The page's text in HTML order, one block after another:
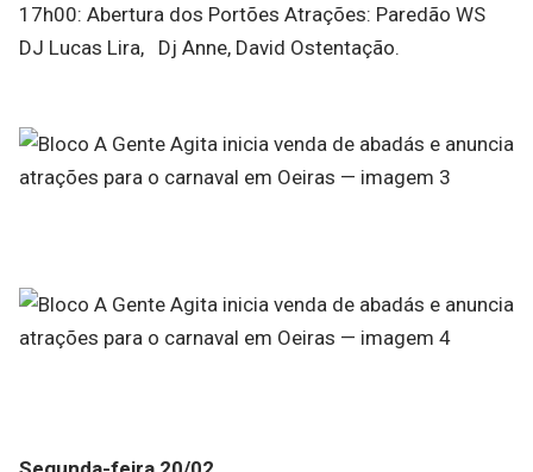
17h00: Abertura dos Portões Atrações: Paredão WS
DJ Lucas Lira, Dj Anne, David Ostentação.